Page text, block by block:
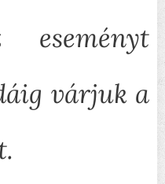
eseményt
várjuk a